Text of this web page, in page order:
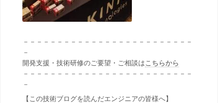
－－－－－－－－－－－－－－－－－－－－－－－－－
－
開発支援・技術研修のご要望・ご相談はこちらから
－－－－－－－－－－－－－－－－－－－－－－－－－
－
【この技術ブログを読んだエンジニアの皆様へ】